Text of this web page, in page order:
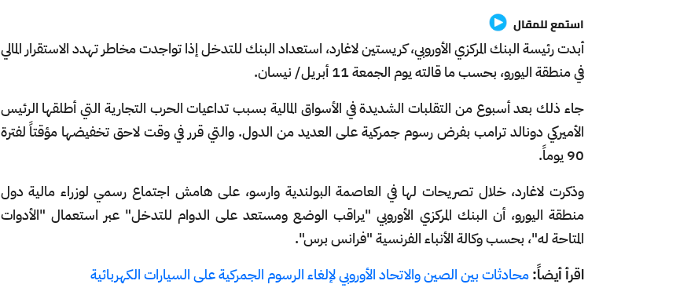
استمع للمقال
أبدت رئيسة البنك المركزي الأوروبي، كريستين لاغارد، استعداد البنك للتدخل إذا تواجدت مخاطر تهدد الاستقرار المالي
في منطقة اليورو، بحسب ما قالته يوم الجمعة 11 أبريل/ نيسان.
جاء ذلك بعد أسبوع من التقلبات الشديدة في الأسواق المالية بسبب تداعيات الحرب التجارية التي أطلقها الرئيس
الأميركي دونالد ترامب بفرض رسوم جمركية على العديد من الدول. والتي قرر في وقت لاحق تخفيضها مؤقتاً لفترة
90 يوماً.
وذكرت لاغارد، خلال تصريحات لها في العاصمة البولندية وارسو، على هامش اجتماع رسمي لوزراء مالية دول
منطقة اليورو، أن البنك المركزي الأوروبي "يراقب الوضع ومستعد على الدوام للتدخل" عبر استعمال "الأدوات
المتاحة له"، بحسب وكالة الأنباء الفرنسية "فرانس برس".
اقرأ أيضاً:محادثات بين الصين والاتحاد الأوروبي لإلغاء الرسوم الجمركية على السيارات الكهربائية